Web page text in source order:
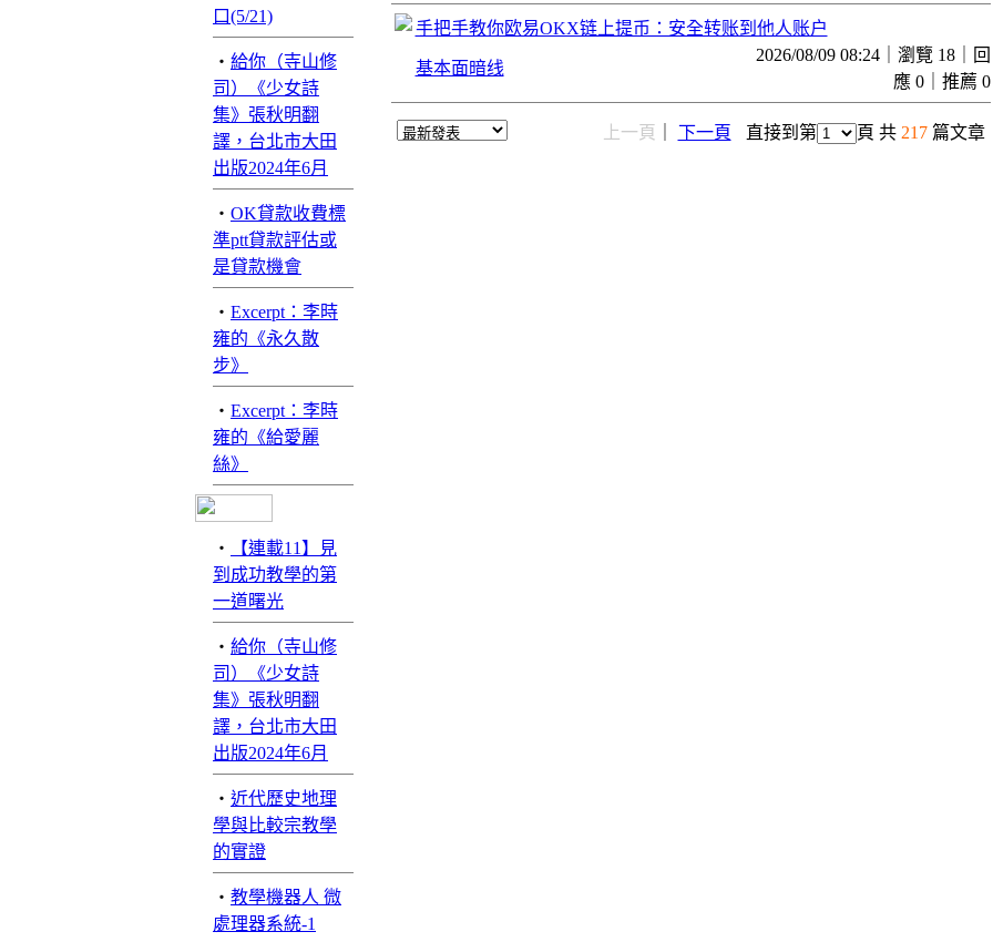
口(5/21)
‧ 給你（寺山修
司）《少女詩
集》張秋明翻
譯，台北市大田
出版2024年6月
‧ OK貸款收費標
準ptt貸款評估或
是貸款機會
‧ Excerpt：李時
雍的《永久散
步》
‧ Excerpt：李時
雍的《給愛麗
絲》
‧
【連載11】見
到成功教學的第
一道曙光
‧ 給你（寺山修
司）《少女詩
集》張秋明翻
譯，台北市大田
出版2024年6月
‧ 近代歷史地理
學與比較宗教學
的實證
‧ 教學機器人 微
處理器系統-1
手把手教你欧易OKX链上提币：安全转账到他人账户
基本面暗线
2026/08/09 08:24｜瀏覽 18｜回
應 0｜推薦 0
上一頁 下一頁 直接到第 頁 共 217篇文章